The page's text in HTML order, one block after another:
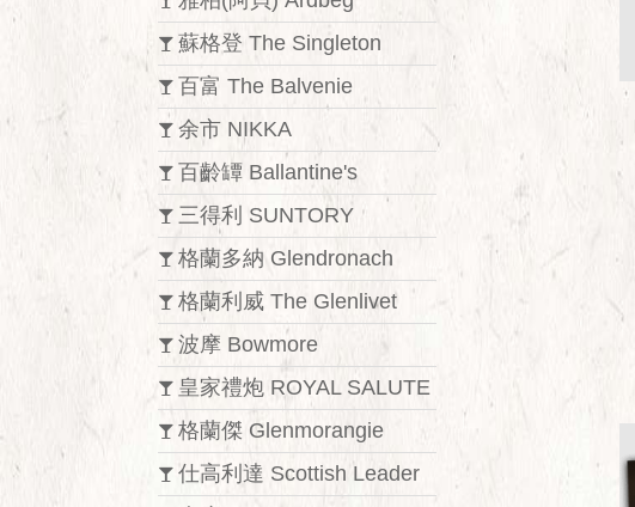
蘇格登 The Singleton
百富 The Balvenie
余市 NIKKA
百齡罈 Ballantine's
三得利 SUNTORY
格蘭多納 Glendronach
格蘭利威 The Glenlivet
波摩 Bowmore
皇家禮炮 ROYAL SALUTE
格蘭傑 Glenmorangie
仕高利達 Scottish Leader